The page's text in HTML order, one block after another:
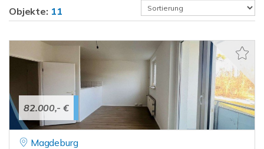
Objekte: 11
82.000,- €
Magdeburg